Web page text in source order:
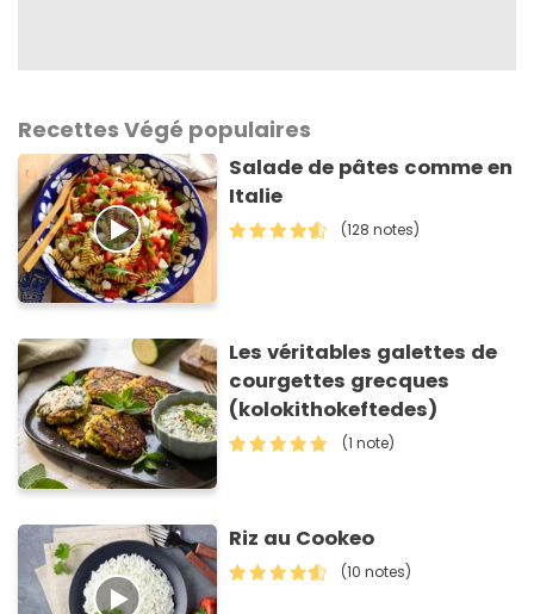
Recettes Végé populaires
Salade de pâtes comme en
Italie
(128 notes)
Les véritables galettes de
courgettes grecques
(kolokithokeftedes)
(1 note)
Riz au Cookeo
(10 notes)